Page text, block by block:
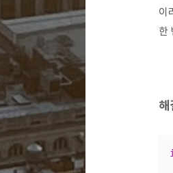
이
한
해